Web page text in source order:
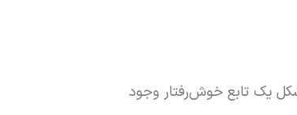
شکل یک تابع خوش‌رفتار وجود